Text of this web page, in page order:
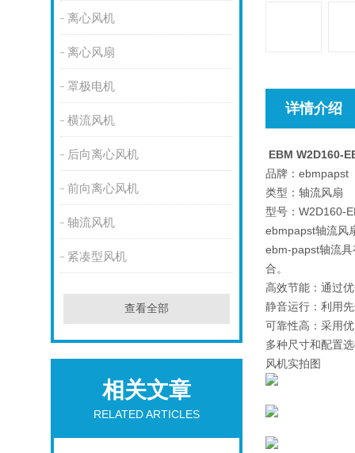
离心风机
离心风扇
罩极电机
横流风机
后向离心风机
前向离心风机
轴流风机
紧凑型风机
查看全部
相关文章
RELATED ARTICLES
详情介绍
EBM W2D160-
品牌：ebmpapst
类型：轴流风扇
型号：W2D160-
ebmpapst轴流风
ebm-papst轴流
合。
高效节能：通过
静音运行：利用
可靠性高：采用
多种尺寸和配置
风机实拍图